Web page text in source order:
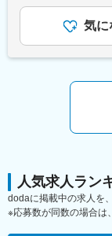
同業他社と
占のプロジェ
あります。
自分の希望
き、専門チ
経験やスキ
変更の範囲：
■業務詳細：
・製品仕様
・回路図作成
・試作品の評
・製品性能
・関係部署
・設計資料
程全体に携わ
自身が設計し
品開発におけ
また、開発メ
自身のアイ
年目 年収
収1000万円
安の金額で
(月額)は固定
気に
人気求人ラン
dodaに掲載中の求人を
※応募数が同数の場合は